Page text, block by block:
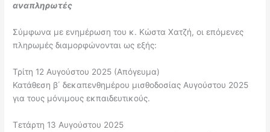
αναπληρωτές
Σύμφωνα με ενημέρωση του κ. Κώστα Χατζή, οι επόμενες
πληρωμές διαμορφώνονται ως εξής:
Τρίτη 12 Αυγούστου 2025 (Απόγευμα)
Κατάθεση β΄ δεκαπενθημέρου μισθοδοσίας Αυγούστου 2025
για τους μόνιμους εκπαιδευτικούς.
Τετάρτη 13 Αυγούστου 2025